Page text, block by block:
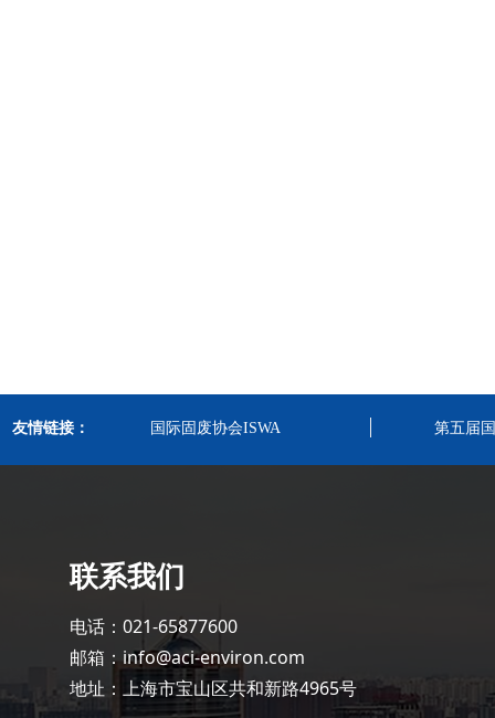
友情链接： 国际固废协会ISWA 第五届
联系我们
电话：021-65877600
邮箱：info@aci-environ.com
地址：上海市宝山区共和新路4965号